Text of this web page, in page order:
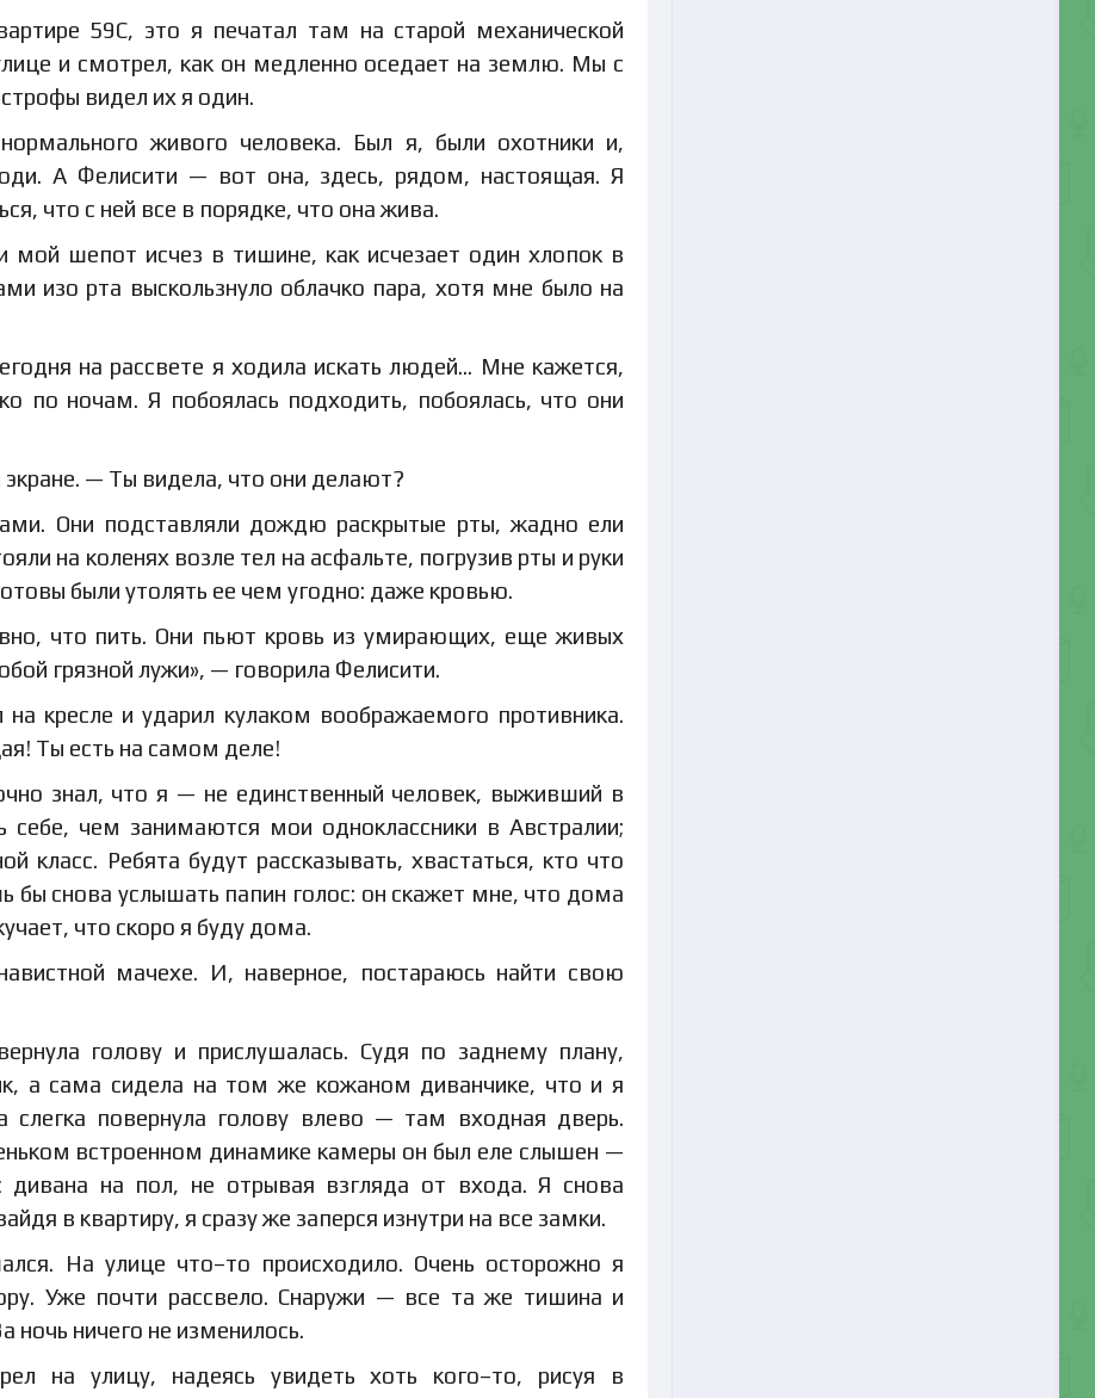
59С, это я печатал там на старой механической
и смотрел, как он медленно оседает на землю. Мы с
видел их я один.
живого человека. Был я, были охотники и,
А Фелисити — вот она, здесь, рядом, настоящая. Я
что с ней все в порядке, что она жива.
шепот исчез в тишине, как исчезает один хлопок в
изо рта выскользнуло облачко пара, хотя мне было на
на рассвете я ходила искать людей… Мне кажется,
по ночам. Я побоялась подходить, побоялась, что они
— Ты видела, что они делают?
Они подставляли дождю раскрытые рты, жадно ели
на коленях возле тел на асфальте, погрузив рты и руки
были утолять ее чем угодно: даже кровью.
что пить. Они пьют кровь из умирающих, еще живых
грязной лужи», — говорила Фелисити.
кресле и ударил кулаком воображаемого противника.
Ты есть на самом деле!
знал, что я — не единственный человек, выживший в
чем занимаются мои одноклассники в Австралии;
класс. Ребята будут рассказывать, хвастаться, кто что
бы снова услышать папин голос: он скажет мне, что дома
что скоро я буду дома.
мачехе. И, наверное, постараюсь найти свою
голову и прислушалась. Судя по заднему плану,
а сама сидела на том же кожаном диванчике, что и я
повернула голову влево — там входная дверь.
встроенном динамике камеры он был еле слышен —
дивана на пол, не отрывая взгляда от входа. Я снова
в квартиру, я сразу же заперся изнутри на все замки.
На улице что–то происходило. Очень осторожно я
Уже почти рассвело. Снаружи — все та же тишина и
ночь ничего не изменилось.
на улицу, надеясь увидеть хоть кого–то, рисуя в